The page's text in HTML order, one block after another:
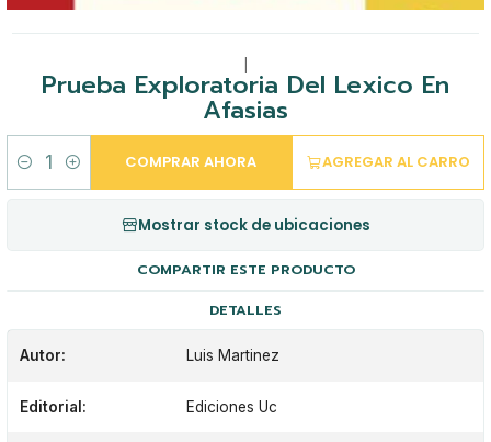
Prueba Exploratoria Del Lexico En
Afasias
Cantidad
AGREGAR AL CARRO
COMPRAR AHORA
Mostrar stock de ubicaciones
COMPARTIR ESTE PRODUCTO
DETALLES
Autor: Luis Martinez
Editorial: Ediciones Uc